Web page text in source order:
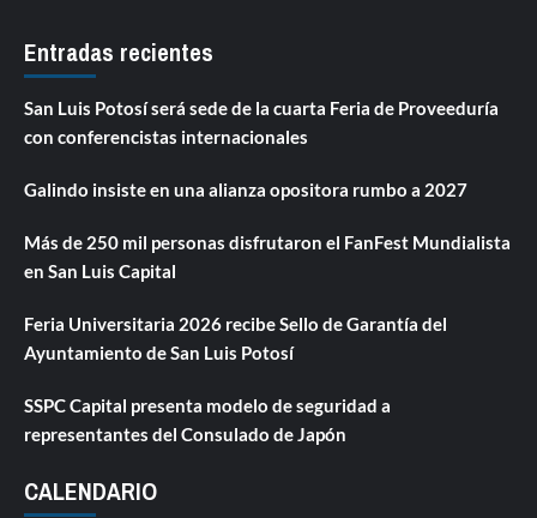
Entradas recientes
San Luis Potosí será sede de la cuarta Feria de Proveeduría
con conferencistas internacionales
Galindo insiste en una alianza opositora rumbo a 2027
Más de 250 mil personas disfrutaron el FanFest Mundialista
en San Luis Capital
Feria Universitaria 2026 recibe Sello de Garantía del
Ayuntamiento de San Luis Potosí
SSPC Capital presenta modelo de seguridad a
representantes del Consulado de Japón
CALENDARIO